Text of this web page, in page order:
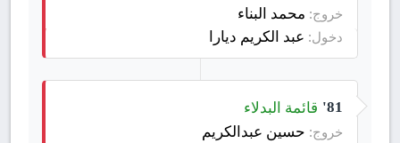
خروج: محمد البناء
دخول: عبد الكريم ديارا
81' قائمة البدلاء
خروج: حسين عبدالكريم